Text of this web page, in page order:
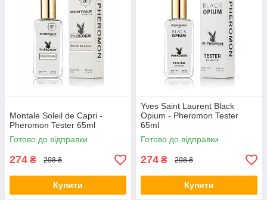
Montale Soleil de Capri -
Pheromon Tester 65ml
Готово до відправки
274 ₴ 298 ₴
Купити
Yves Saint Laurent Black
Opium - Pheromon Tester
65ml
Готово до відправки
274 ₴ 298 ₴
Купити